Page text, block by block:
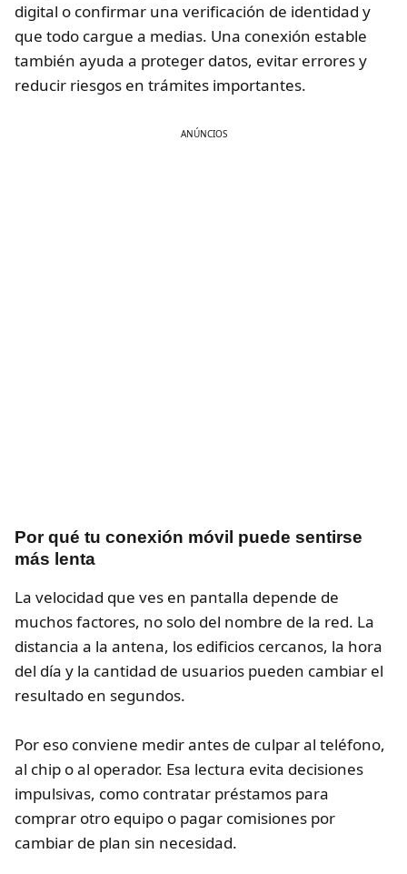
digital o confirmar una verificación de identidad y
que todo cargue a medias. Una conexión estable
también ayuda a proteger datos, evitar errores y
reducir riesgos en trámites importantes.
ANÚNCIOS
Por qué tu conexión móvil puede sentirse
más lenta
La velocidad que ves en pantalla depende de
muchos factores, no solo del nombre de la red. La
distancia a la antena, los edificios cercanos, la hora
del día y la cantidad de usuarios pueden cambiar el
resultado en segundos.
Por eso conviene medir antes de culpar al teléfono,
al chip o al operador. Esa lectura evita decisiones
impulsivas, como contratar préstamos para
comprar otro equipo o pagar comisiones por
cambiar de plan sin necesidad.